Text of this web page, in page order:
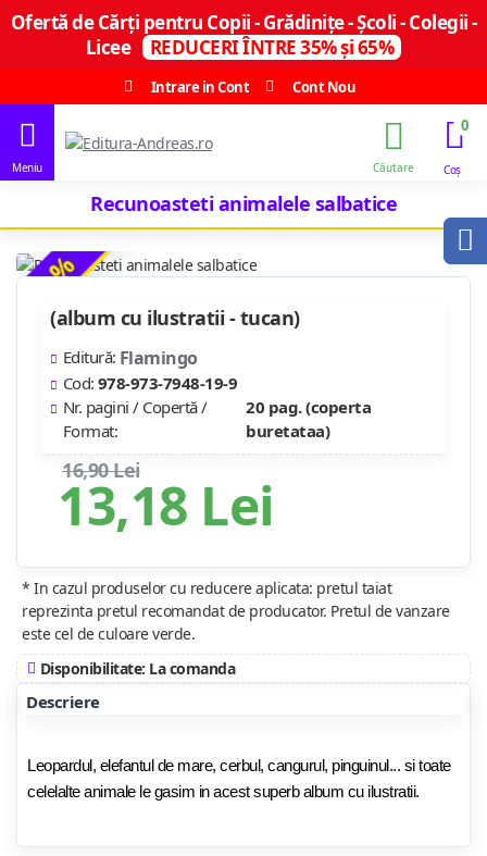
Ofertă de Cărți pentru Copii - Grădinițe - Școli - Colegii -
Licee
REDUCERI ÎNTRE 35% și 65%
Intrare in Cont
Cont Nou
0
Recunoasteti animalele salbatice
-22 %
13,18 Lei
16,90 Lei
(album cu ilustratii - tucan)
Editură: Flamingo
Cod: 978-973-7948-19-9
Nr. pagini / Copertă /
Format:
20 pag. (coperta
buretataa)
* In cazul produselor cu reducere aplicata: pretul taiat
reprezinta pretul recomandat de producator. Pretul de vanzare
este cel de culoare verde.
Disponibilitate: La comanda
Descriere
Leopardul, elefantul de mare, cerbul, cangurul, pinguinul... si toate
celelalte animale le gasim in acest superb album cu ilustratii.